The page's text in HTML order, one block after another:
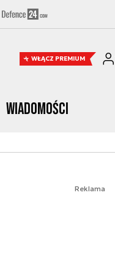
WŁĄCZ PREMIUM
Wiadomości
Reklama